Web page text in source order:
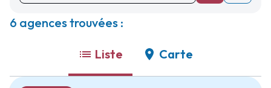
6 agences trouvées :
Liste Carte